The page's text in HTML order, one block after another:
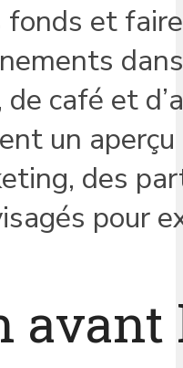
fonds et
de café et
un
des
pour